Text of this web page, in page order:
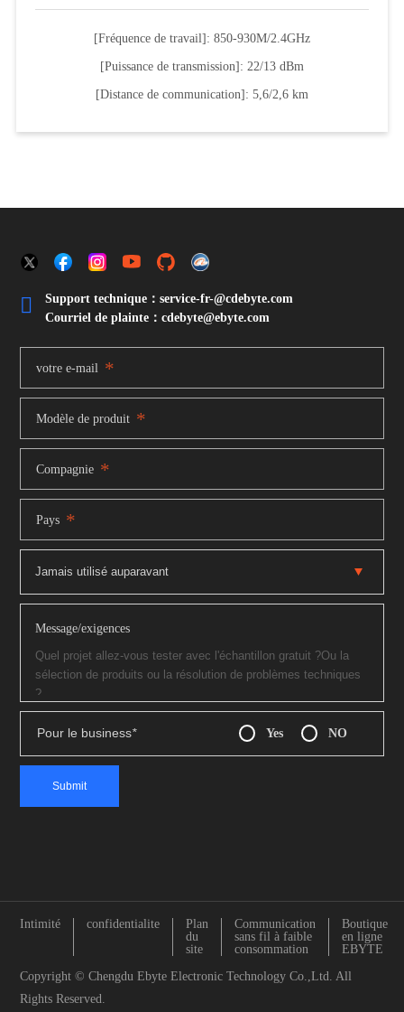
[Fréquence de travail]: 850-930M/2.4GHz
[Puissance de transmission]: 22/13 dBm
[Distance de communication]: 5,6/2,6 km

Support technique：service-fr-@cdebyte.com
Courriel de plainte：cdebyte@ebyte.com
votre e-mail *
Modèle de produit *
Compagnie *
Pays *
Message/exigences
Pour le business* Yes NO
Intimité confidentialite
Plan
du
site
Communication
sans fil à faible
consommation
Boutique
en ligne
EBYTE
Copyright © Chengdu Ebyte Electronic Technology Co.,Ltd. All
Rights Reserved.